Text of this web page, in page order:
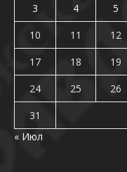
3
4 5
10
11 12
17
18 19
24
25 26
31
« Июл